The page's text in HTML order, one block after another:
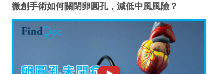
微創手術如何關閉卵圓孔，減低中風風險？